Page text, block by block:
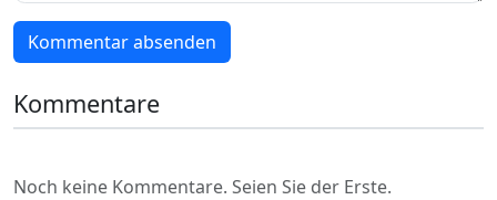
Kommentar absenden
Kommentare
Noch keine Kommentare. Seien Sie der Erste.